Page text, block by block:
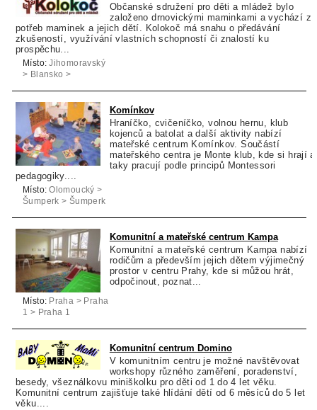
Občanské sdružení pro děti a mládež bylo
založeno drnovickými maminkami a vychází z
potřeb maminek a jejich dětí. Kolokoč má snahu o předávání
zkušeností, využívání vlastních schopností či znalostí ku
prospěchu...
Místo: Jihomoravský
> Blansko >
Komínkov
Hraníčko, cvičeníčko, volnou hernu, klub
kojenců a batolat a další aktivity nabízí
mateřské centrum Komínkov. Součástí
mateřského centra je Monte klub, kde si hrají a
taky pracují podle principů Montessori
pedagogiky....
Místo: Olomoucký >
Šumperk > Šumperk
Komunitní a mateřské centrum Kampa
Komunitní a mateřské centrum Kampa nabízí
rodičům a především jejich dětem výjimečný
prostor v centru Prahy, kde si můžou hrát,
odpočinout, poznat...
Místo: Praha > Praha
1 > Praha 1
Komunitní centrum Domino
V komunitním centru je možné navštěvovat
workshopy různého zaměření, poradenství,
besedy, všeználkovu miniškolku pro děti od 1 do 4 let věku.
Komunitní centrum zajišťuje také hlídání dětí od 6 měsíců do 5 let
věku....